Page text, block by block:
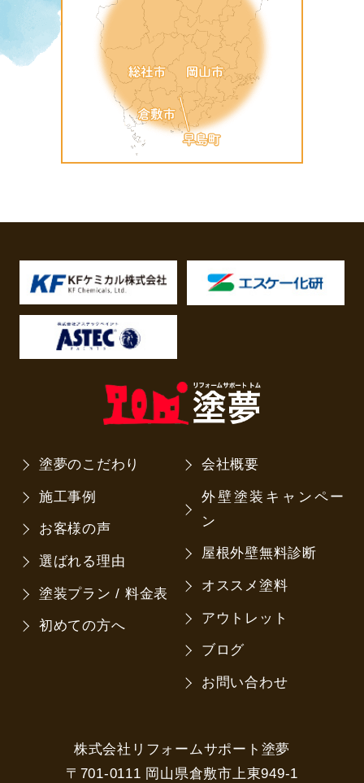
塗夢のこだわり
施工事例
お客様の声
選ばれる理由
塗装プラン / 料金表
初めての方へ
会社概要
外壁塗装キャンペー
ン
屋根外壁無料診断
オススメ塗料
アウトレット
ブログ
お問い合わせ
株式会社リフォームサポート塗夢
〒701-0111 岡山県倉敷市上東949-1